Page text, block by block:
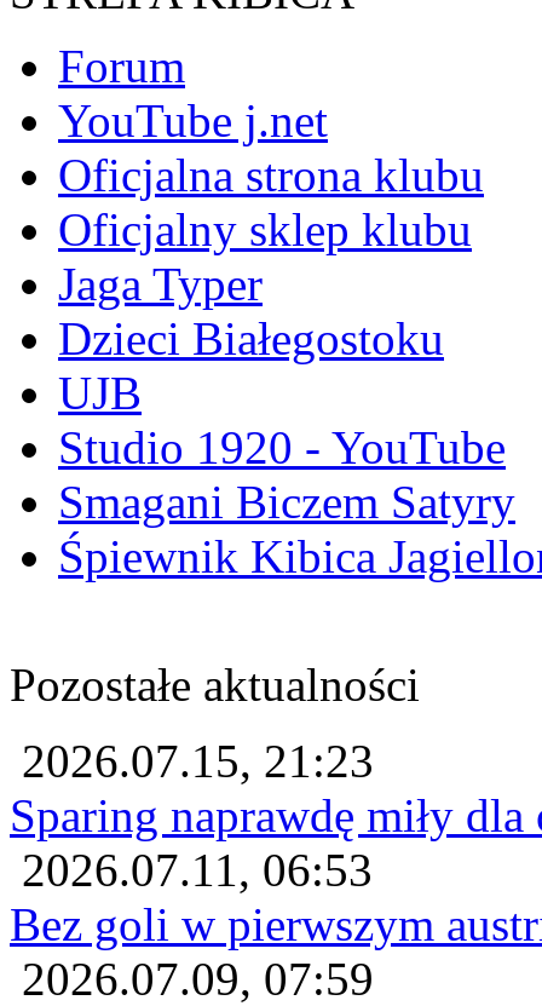
Forum
YouTube j.net
Oficjalna strona klubu
Oficjalny sklep klubu
Jaga Typer
Dzieci Białegostoku
UJB
Studio 1920 - YouTube
Smagani Biczem Satyry
Śpiewnik Kibica
Pozostałe aktualności
2026.07.15, 21:23
Sparing naprawdę miły dla
2026.07.11, 06:53
Bez goli w pierwszym
2026.07.09, 07:59